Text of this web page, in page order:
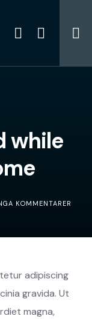
while
KOMMENTARER
adipiscing
gravida. Ut
magna,